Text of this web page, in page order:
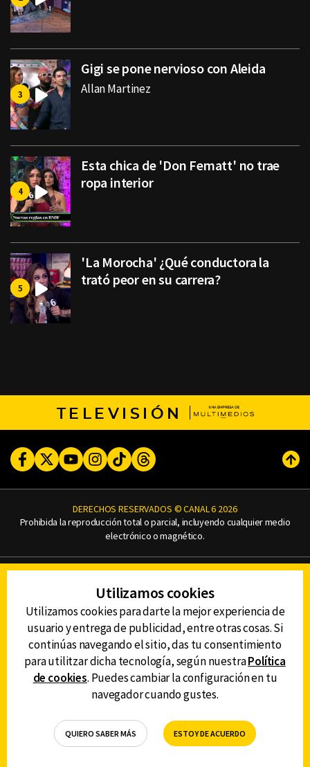
Gigi se pone nervioso con Aleida
Allan Martinez
Esta chica de 'Don Fematt' no trae
ropa interior
'La Morocha' ¿Qué conductora la
trató peor en su carrera?
TELEVISIÓN
FacebookTwitterYoutubeInstagram
TikTokThreads
DERECHOS RESERVADOS © CANAL 6 2026
Prohibida la reproducción total o parcial, incluyendo cualquier medio
electrónico o magnético.
AVISO DE PRIVACIDAD
AVISO LEGAL
DEFENSORÍA DE LAS AUDIENCIAS
DESCARGA LA APP DE CANAL 6
Utilizamos cookies
Utilizamos cookies para darte la mejor experiencia de
usuario y entrega de publicidad, entre otras cosas. Si
continúas navegando el sitio, das tu consentimiento
para utilitzar dicha tecnología, según nuestraPolítica
de cookies. Puedes cambiar la configuración en tu
navegador cuando gustes.
QUIERO SABER MÁS ESTOY DE ACUERDO